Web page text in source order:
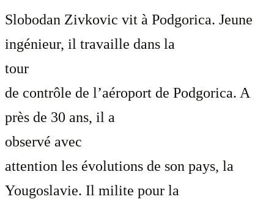
Slobodan Zivkovic vit à Podgorica. Jeune
ingénieur, il travaille dans la
tour
de contrôle de l’aéroport de Podgorica. A
près de 30 ans, il a
observé avec
attention les évolutions de son pays, la
Yougoslavie. Il milite pour la